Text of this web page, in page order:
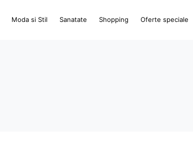
Moda si Stil Sanatate Shopping Oferte speciale